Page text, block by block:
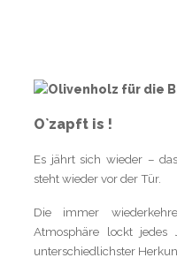
O`zapft is !
Es jährt sich wieder –
steht wieder vor der Tür.
Die immer
Atmosphäre lockt jedes
unterschiedlichster